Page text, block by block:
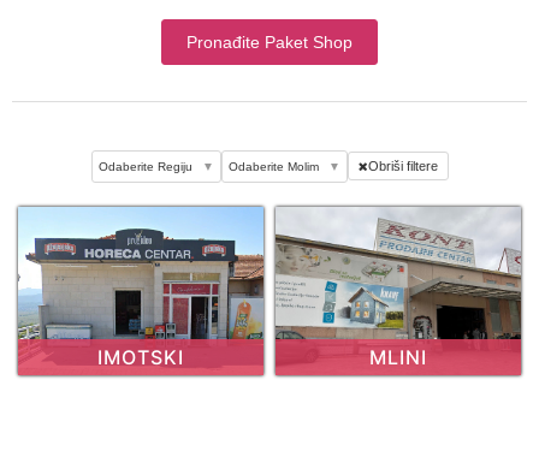
Pronađite Paket Shop
Odaberite Regiju ▼ Odaberite Molim ▼ Obriši filtere
IMOTSKI MLINI